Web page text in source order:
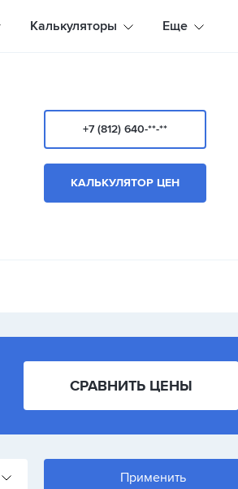
Калькуляторы Еще
+7 (812) 640-**-**
КАЛЬКУЛЯТОР ЦЕН
СРАВНИТЬ ЦЕНЫ